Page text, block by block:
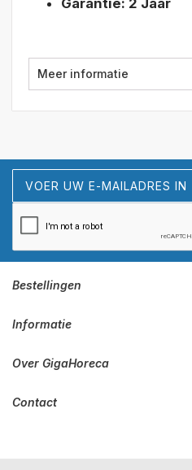
Garantie: 2 Jaar
Meer informatie
op
Bestellingen
Informatie
Over GigaHoreca
Contact